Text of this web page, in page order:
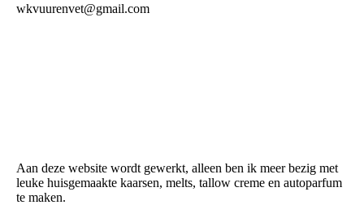
wkvuurenvet@gmail.com
Aan deze website wordt gewerkt, alleen ben ik meer bezig met
leuke huisgemaakte kaarsen, melts, tallow creme en autoparfum
te maken.